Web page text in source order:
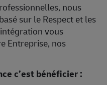
nous
sur le Respect et les
vous
Entreprise, nos
c’est bénéficier :